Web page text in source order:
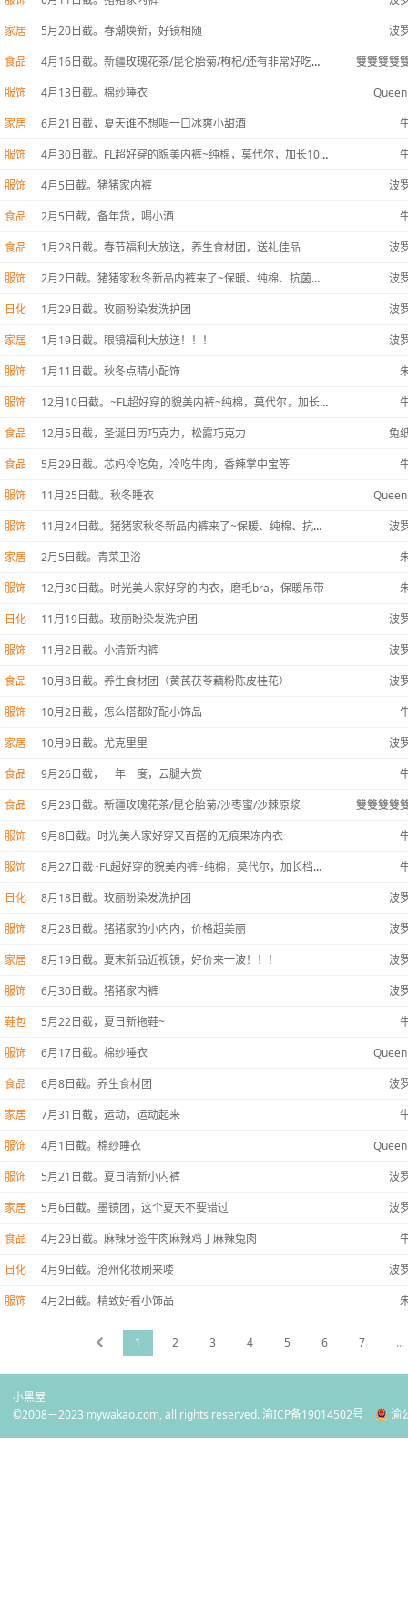
家居
5月20日截。春潮焕新，好镜相随
波
食品
4月16日截。新疆玫瑰花茶/昆仑胎菊/枸杞/还有非常好吃的苹果干
雙雙雙雙
服饰
4月13日截。棉纱睡衣
家居
6月21日截，夏天谁不想喝一口冰爽小甜酒
服饰
4月30日截。FL超好穿的貌美内裤~纯棉，莫代尔，加长100蚕丝裆，平角，男款
服饰
4月5日截。猪猪家内裤
波
食品
2月5日截，备年货，喝小酒
食品
1月28日截。春节福利大放送，养生食材团，送礼佳品
波
服饰
2月2日截。猪猪家秋冬新品内裤来了~保暖、纯棉、抗菌、加长裆、全都有哦！
波
日化
1月29日截。玫丽盼染发洗护团
波
家居
1月19日截。眼镜福利大放送！！！
波
服饰
1月11日截。秋冬点睛小配饰
服饰
12月10日截。~FL超好穿的貌美内裤~纯棉，莫代尔，加长档，100蚕丝裆，高腰，男款通通都有
食品
12月5日截，圣诞日历巧克力，松露巧克力
兔
食品
5月29日截。芯妈冷吃兔，冷吃牛肉，香辣掌中宝等
服饰
11月25日截。秋冬睡衣
服饰
11月24日截。猪猪家秋冬新品内裤来了~保暖、纯棉、抗菌、加长裆、无痕全都有哦！
波
家居
2月5日截。青菜卫浴
服饰
12月30日截。时光美人家好穿的内衣，磨毛bra，保暖吊带
日化
11月19日截。玫丽盼染发洗护团
波
服饰
11月2日截。小清新内裤
波
食品
10月8日截。养生食材团（黄芪茯苓藕粉陈皮桂花）
波
服饰
10月2日截，怎么搭都好配小饰品
家居
10月9日截。尤克里里
波
食品
9月26日截，一年一度，云腿大赏
食品
9月23日截。新疆玫瑰花茶/昆仑胎菊/沙枣蜜/沙棘原浆
雙雙雙雙
服饰
9月8日截。时光美人家好穿又百搭的无痕果冻内衣
服饰
8月27日截~FL超好穿的貌美内裤~纯棉，莫代尔，加长档，安全裤，100蚕丝裆，男款通通都有
日化
8月18日截。玫丽盼染发洗护团
波
服饰
8月28日截。猪猪家的小内内，价格超美丽
波
家居
8月19日截。夏末新品近视镜，好价来一波！！！
波
服饰
6月30日截。猪猪家内裤
波
鞋包
5月22日截，夏日新拖鞋~
服饰
6月17日截。棉纱睡衣
食品
6月8日截。养生食材团
波
家居
7月31日截，运动，运动起来
服饰
4月1日截。棉纱睡衣
服饰
5月21日截。夏日清新小内裤
波
家居
5月6日截。墨镜团，这个夏天不要错过
波
食品
4月29日截。麻辣牙签牛肉麻辣鸡丁麻辣兔肉
日化
4月9日截。沧州化妆刷来喽
波
服饰
4月2日截。精致好看小饰品
1 2 3 4 5 6 7 ...
小黑屋
©2008－2023 mywakao.com, all rights reserved.渝ICP备19014502号 渝